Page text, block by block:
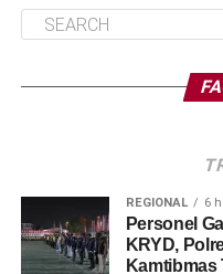
REGIONAL 6
Personel
KRYD,